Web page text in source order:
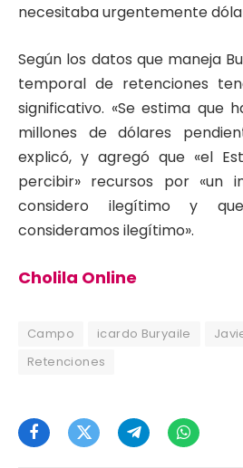
necesitaba urgentemente
Según los datos que maneja
temporal de retenciones
significativo. «Se estima que
millones de dólares
explicó, y agregó que «el
percibir» recursos por «un
considero ilegítimo y
consideramos ilegítimo».
Cholila Online
Campo icardo Buryaile
Retenciones
FacebookTwitterTelegramWhatsApp